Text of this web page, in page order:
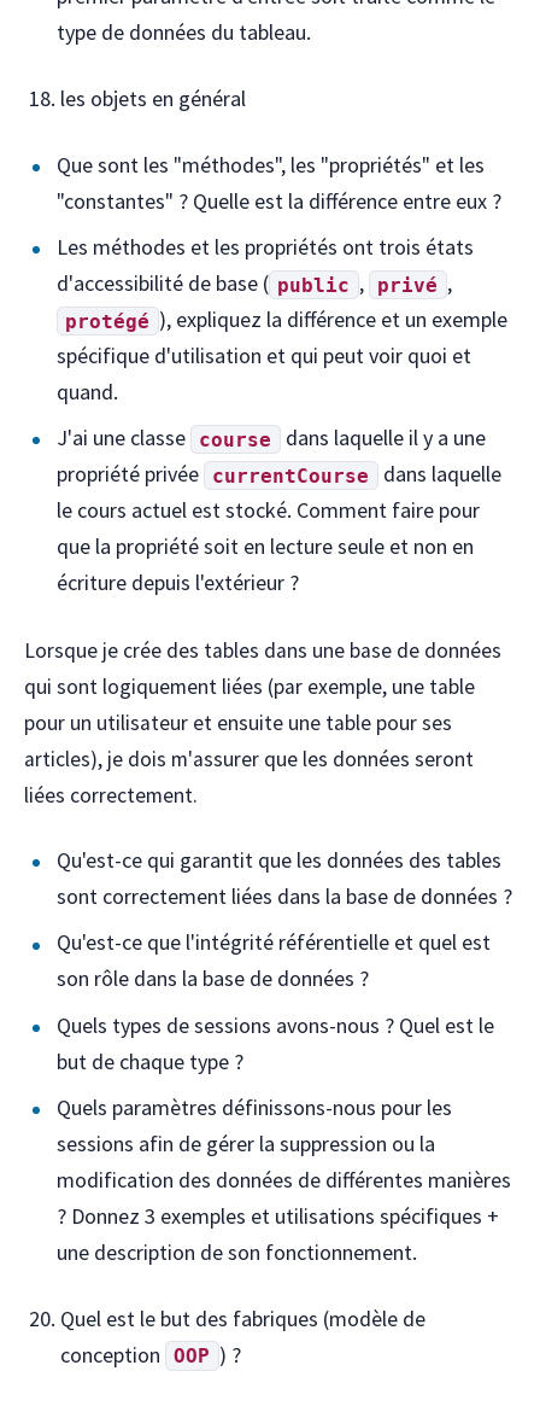
type de données du tableau.
les objets en général
Que sont les "méthodes", les "propriétés" et les
"constantes" ? Quelle est la différence entre eux ?
Les méthodes et les propriétés ont trois états
d'accessibilité de base ( public , privé ,
protégé ), expliquez la différence et un exemple
spécifique d'utilisation et qui peut voir quoi et
quand.
J'ai une classe
course
dans laquelle il y a une
propriété privée
currentCourse
dans laquelle
le cours actuel est stocké. Comment faire pour
que la propriété soit en lecture seule et non en
écriture depuis l'extérieur ?
Lorsque je crée des tables dans une base de données
qui sont logiquement liées (par exemple, une table
pour un utilisateur et ensuite une table pour ses
articles), je dois m'assurer que les données seront
liées correctement.
Qu'est-ce qui garantit que les données des tables
sont correctement liées dans la base de données ?
Qu'est-ce que l'intégrité référentielle et quel est
son rôle dans la base de données ?
Quels types de sessions avons-nous ? Quel est le
but de chaque type ?
Quels paramètres définissons-nous pour les
sessions afin de gérer la suppression ou la
modification des données de différentes manières
? Donnez 3 exemples et utilisations spécifiques +
une description de son fonctionnement.
Quel est le but des fabriques (modèle de
conception
OOP ) ?